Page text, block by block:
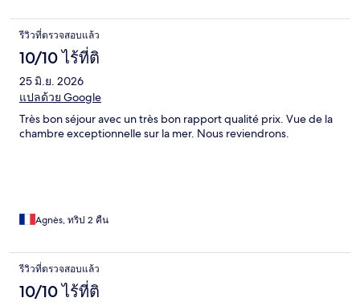
รีวิวที่ตรวจสอบแล้ว
10/10 ไร้ที่ติ
25 มิ.ย. 2026
แปลด้วย Google
Très bon séjour avec un très bon rapport qualité prix. Vue de la
chambre exceptionnelle sur la mer. Nous reviendrons.
Agnès, ทริป 2 คืน
รีวิวที่ตรวจสอบแล้ว
10/10 ไร้ที่ติ